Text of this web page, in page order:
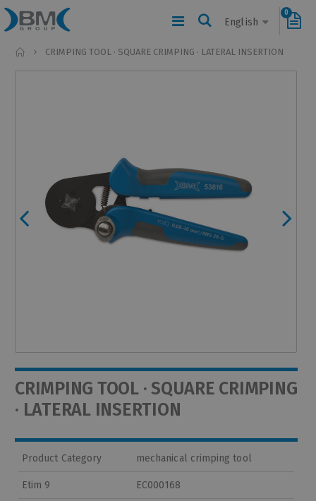
English
0
Home
CRIMPING TOOL · SQUARE CRIMPING · LATERAL INSERTION
CRIMPING TOOL · SQUARE CRIMPING
· LATERAL INSERTION
Product Category mechanical crimping tool
Etim 9 EC000168